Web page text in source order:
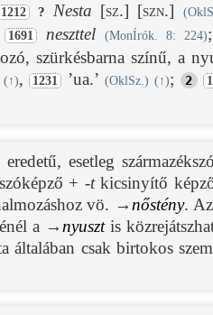
1212 ? Nesta [sz.] [szn.]
1691 neszttel (MonÍrók. 8: 224)
szürkésbarna színű, a
( ↑), 1231 ’ua.’ (OklSz.) ( ↑); 2
esetleg
+ -tkicsinyítő
vö. → nőstény. Az
a → nyusztis
általában csak birtokos